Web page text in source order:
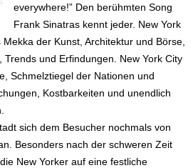
everywhere!” Den berühmten Song
Frank Sinatras kennt jeder. New York
der Kunst, Architektur und Börse,
und Erfindungen. New York City
Schmelztiegel der Nationen und
Kostbarkeiten und unendlich
sich dem Besucher nochmals von
Besonders nach der schweren Zeit
New Yorker auf eine festliche